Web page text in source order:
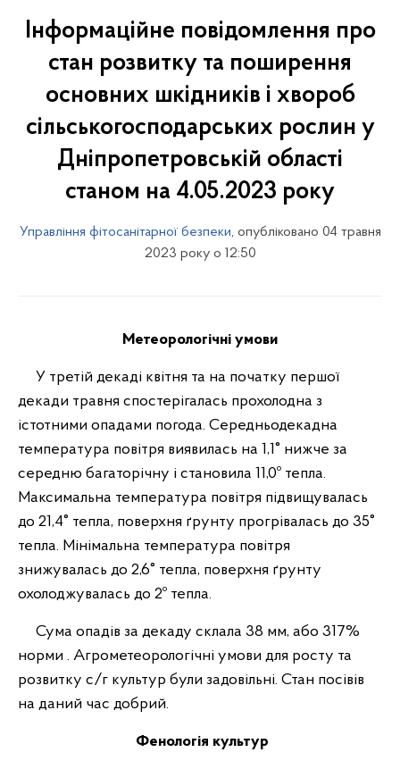
Інформаційне повідомлення про
стан розвитку та поширення
основних шкідників і хвороб
сільськогосподарських рослин у
Дніпропетровській області
станом на 4.05.2023 року
Управління фітосанітарної безпеки, опубліковано 04 травня
2023 року о 12:50
Метеорологічні умови
У третій декаді квітня та на початку першої
декади травня спостерігалась прохолодна з
істотними опадами погода. Середньодекадна
температура повітря виявилась на 1,1° нижче за
середню багаторічну і становила 11,0º тепла.
Максимальна температура повітря підвищувалась
до 21,4° тепла, поверхня ґрунту прогрівалась до 35°
тепла. Мінімальна температура повітря
знижувалась до 2,6° тепла, поверхня ґрунту
охолоджувалась до 2º тепла.
Сума опадів за декаду склала 38 мм, або 317%
норми . Агрометеорологічні умови для росту та
розвитку с/г культур були задовільні. Стан посівів
на даний час добрий.
Фенологія культур